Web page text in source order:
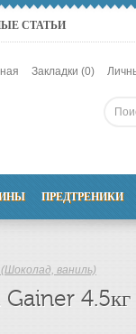
СТАТЬИ
Закладки (0)
ПРЕДТРЕНИКИ
ваниль)
4.5кг